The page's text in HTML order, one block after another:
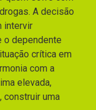
A decisão
intervir
o dependente
crítica em
com a
elevada,
construir uma